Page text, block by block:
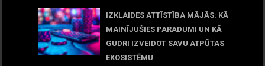
IZKLAIDES ATTĪSTĪBA MĀJĀS: KĀ
MAINĪJUŠIES PARADUMI UN KĀ
GUDRI IZVEIDOT SAVU ATPŪTAS
EKOSISTĒMU